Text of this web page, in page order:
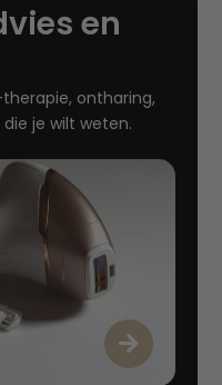
en
therapie, ontharing,
je wilt weten.
